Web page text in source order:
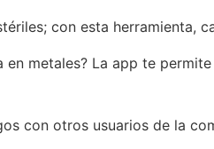
con esta herramienta,
en metales? La app te
con otros usuarios de la